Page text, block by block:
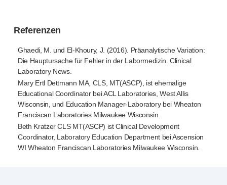
Referenzen
Ghaedi, M. und El-Khoury, J. (2016). Präanalytische Variation:
Die Hauptursache für Fehler in der Labormedizin. Clinical
Laboratory News.
Mary Ertl Dettmann MA, CLS, MT(ASCP), ist ehemalige
Educational Coordinator bei ACL Laboratories, West Allis
Wisconsin, und Education Manager-Laboratorybei Wheaton
Franciscan Laboratories Milwaukee Wisconsin.
Beth Kratzer CLS MT(ASCP) ist Clinical Development
Coordinator, Laboratory Education Department bei Ascension
WI Wheaton Franciscan Laboratories Milwaukee Wisconsin.